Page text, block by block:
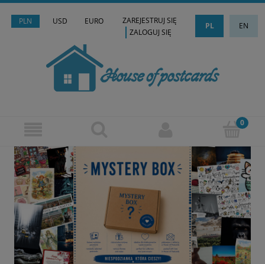
PLN USD EURO PL EN
ZAREJESTRUJ SIĘ
ZALOGUJ SIĘ